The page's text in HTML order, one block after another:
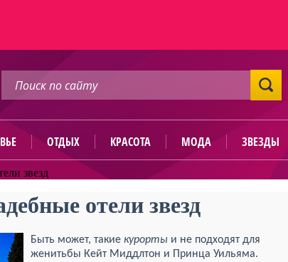
ОТДЫХ КРАСОТА МОДА ЗВЕЗДЫ
звезд
отели звезд
Быть может, такие курорты и не подходят для
женитьбы Кейт Миддлтон и Принца Уильяма.